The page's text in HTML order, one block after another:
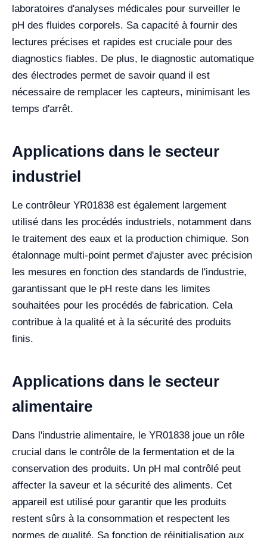
laboratoires d'analyses médicales pour surveiller le
pH des fluides corporels. Sa capacité à fournir des
lectures précises et rapides est cruciale pour des
diagnostics fiables. De plus, le diagnostic automatique
des électrodes permet de savoir quand il est
nécessaire de remplacer les capteurs, minimisant les
temps d'arrêt.
Applications dans le secteur
industriel
Le contrôleur YR01838 est également largement
utilisé dans les procédés industriels, notamment dans
le traitement des eaux et la production chimique. Son
étalonnage multi-point permet d'ajuster avec précision
les mesures en fonction des standards de l'industrie,
garantissant que le pH reste dans les limites
souhaitées pour les procédés de fabrication. Cela
contribue à la qualité et à la sécurité des produits
finis.
Applications dans le secteur
alimentaire
Dans l'industrie alimentaire, le YR01838 joue un rôle
crucial dans le contrôle de la fermentation et de la
conservation des produits. Un pH mal contrôlé peut
affecter la saveur et la sécurité des aliments. Cet
appareil est utilisé pour garantir que les produits
restent sûrs à la consommation et respectent les
normes de qualité. Sa fonction de réinitialisation aux